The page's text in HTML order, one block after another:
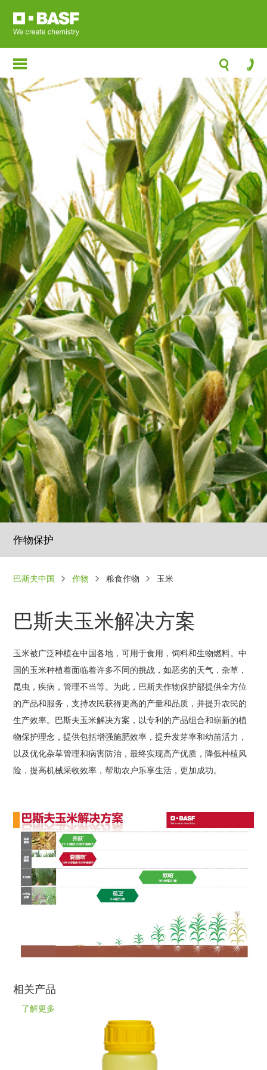
内
容
作物保护
面
巴斯夫中国 作物 粮食作物 玉米
巴斯夫玉米解决方案
玉米被广泛种植在中国各地，可用于食用，饲料和生物燃料。中
国的玉米种植着面临着许多不同的挑战，如恶劣的天气，杂草，
昆虫，疾病，管理不当等。为此，巴斯夫作物保护部提供全方位
的产品和服务，支持农民获得更高的产量和品质，并提升农民的
生产效率。巴斯夫玉米解决方案，以专利的产品组合和崭新的植
物保护理念，提供包括增强施肥效率，提升发芽率和幼苗活力，
以及优化杂草管理和病害防治，最终实现高产优质，降低种植风
险，提高机械采收效率，帮助农户乐享生活，更加成功。
相关产品
了解更多